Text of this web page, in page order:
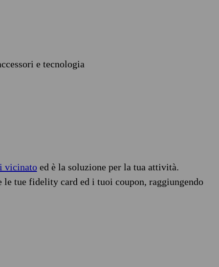
e tecnologia
vicinatoed è la soluzione per la tua attività.
tue fidelity card ed i tuoi coupon, raggiungendo